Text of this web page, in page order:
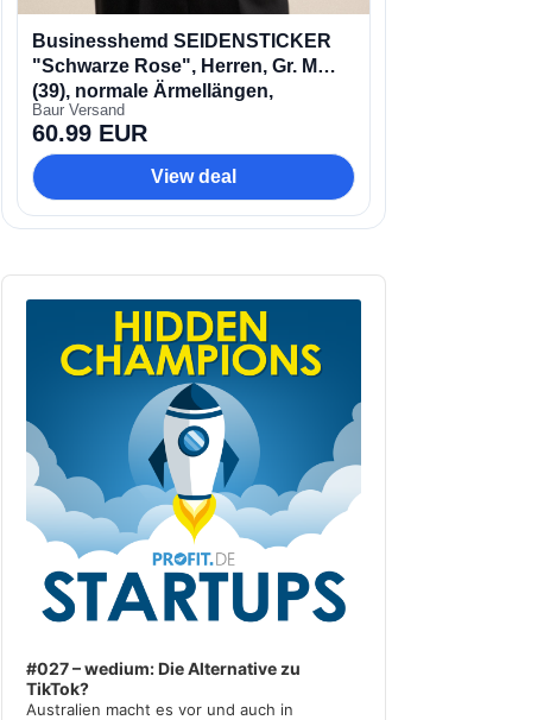
Audio
Player
#027 – wedium: Die Alternative zu
TikTok?
Australien macht es vor und auch in